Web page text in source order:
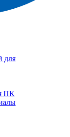
для
ПК